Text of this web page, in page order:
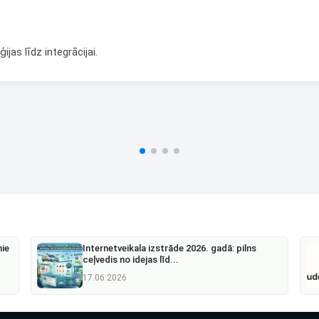
līdz integrācijai.
Internetveikala izstrāde 2026. gadā: pilns
ceļvedis no idejas līd...
17.06.2026